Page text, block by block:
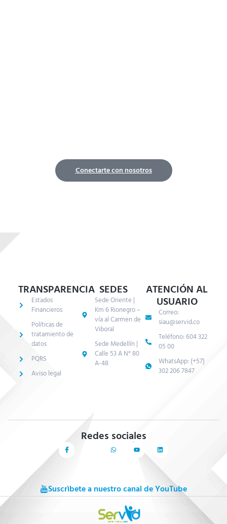
Conectarte con nosotros
TRANSPARENCIA
Estados
Financieros
Políticas de
tratamiento de
datos
PQRS
Aviso legal
SEDES
Sede Oriente |
Km 6 Rionegro –
vía al Carmen de
Viboral
Sede Medellín |
Calle 53 A N° 80
A-48
ATENCIÓN AL
USUARIO
Correo:
siau@servid.co
Teléfono: 604 322
05 00
WhatsApp: (+57)
302 206 7847
Redes sociales
Suscrìbete a nuestro canal de YouTube